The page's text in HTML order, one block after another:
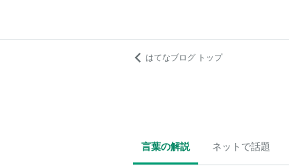
はてなブログ トップ
言葉の解説 ネットで話題